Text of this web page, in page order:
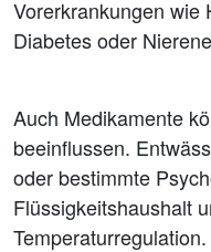
Vorerkrankungen wie
Diabetes oder
Auch Medikamente
beeinflussen.
oder bestimmte
Flüssigkeitshaushalt
Temperaturregulation.